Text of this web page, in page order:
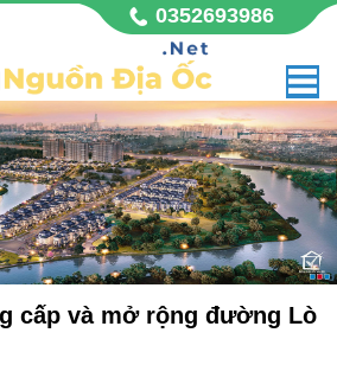
0352693986
cấp và mở rộng đường Lò